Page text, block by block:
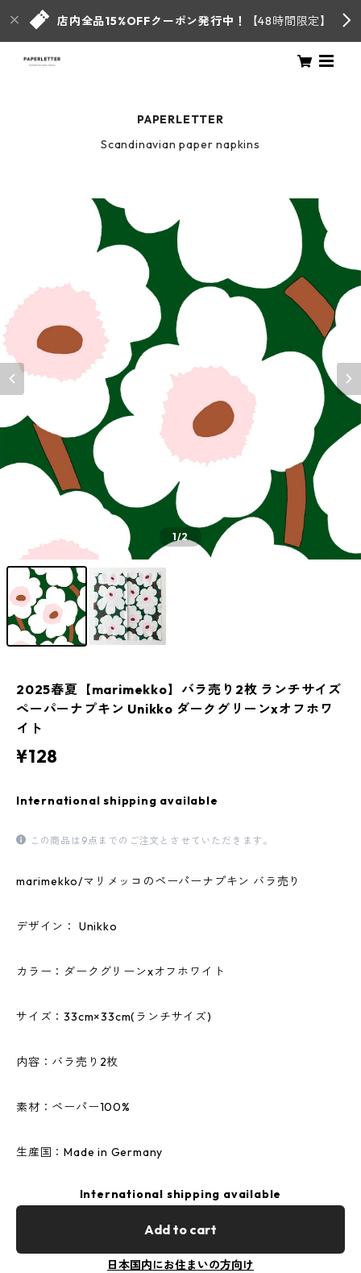
店内全品15%OFFクーポン発行中！ 【48時間限定】
PAPERLETTER
Scandinavian paper napkins
1/2
2025春夏【marimekko】バラ売り2枚 ランチサイズ
ペーパーナプキン Unikko ダークグリーンxオフホワ
イト
¥128
International shipping available
この商品は9点までのご注文とさせていただきます。
marimekko/マリメッコのペーパーナプキン バラ売り
デザイン： Unikko
カラー：ダークグリーンxオフホワイト
サイズ：33cm×33cm(ランチサイズ)
内容：バラ売り2枚
素材：ペーパー100%
生産国：Made in Germany
International shipping available
Add to cart
日本国内にお住まいの方向け